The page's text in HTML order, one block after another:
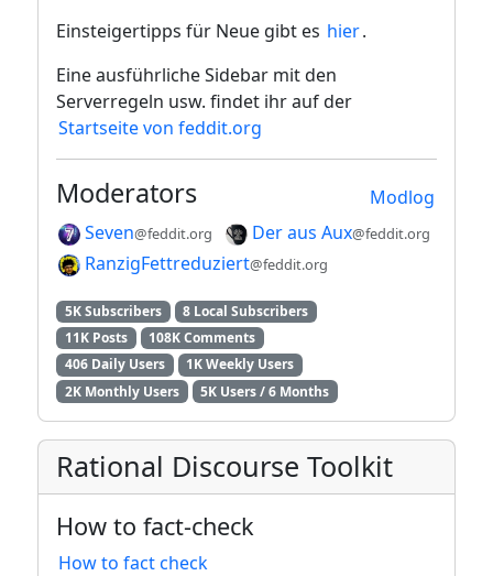
Einsteigertipps für Neue gibt es hier.
Eine ausführliche Sidebar mit den
Serverregeln usw. findet ihr auf der
Startseite von feddit.org
Modlog
Moderators
Seven@feddit.org Der aus Aux@feddit.org
RanzigFettreduziert@feddit.org
5K Subscribers
8 Local Subscribers
11K Posts
108K Comments
406 Daily Users
1K Weekly Users
2K Monthly Users
5K Users / 6 Months
Rational Discourse Toolkit
How to fact-check
How to fact check